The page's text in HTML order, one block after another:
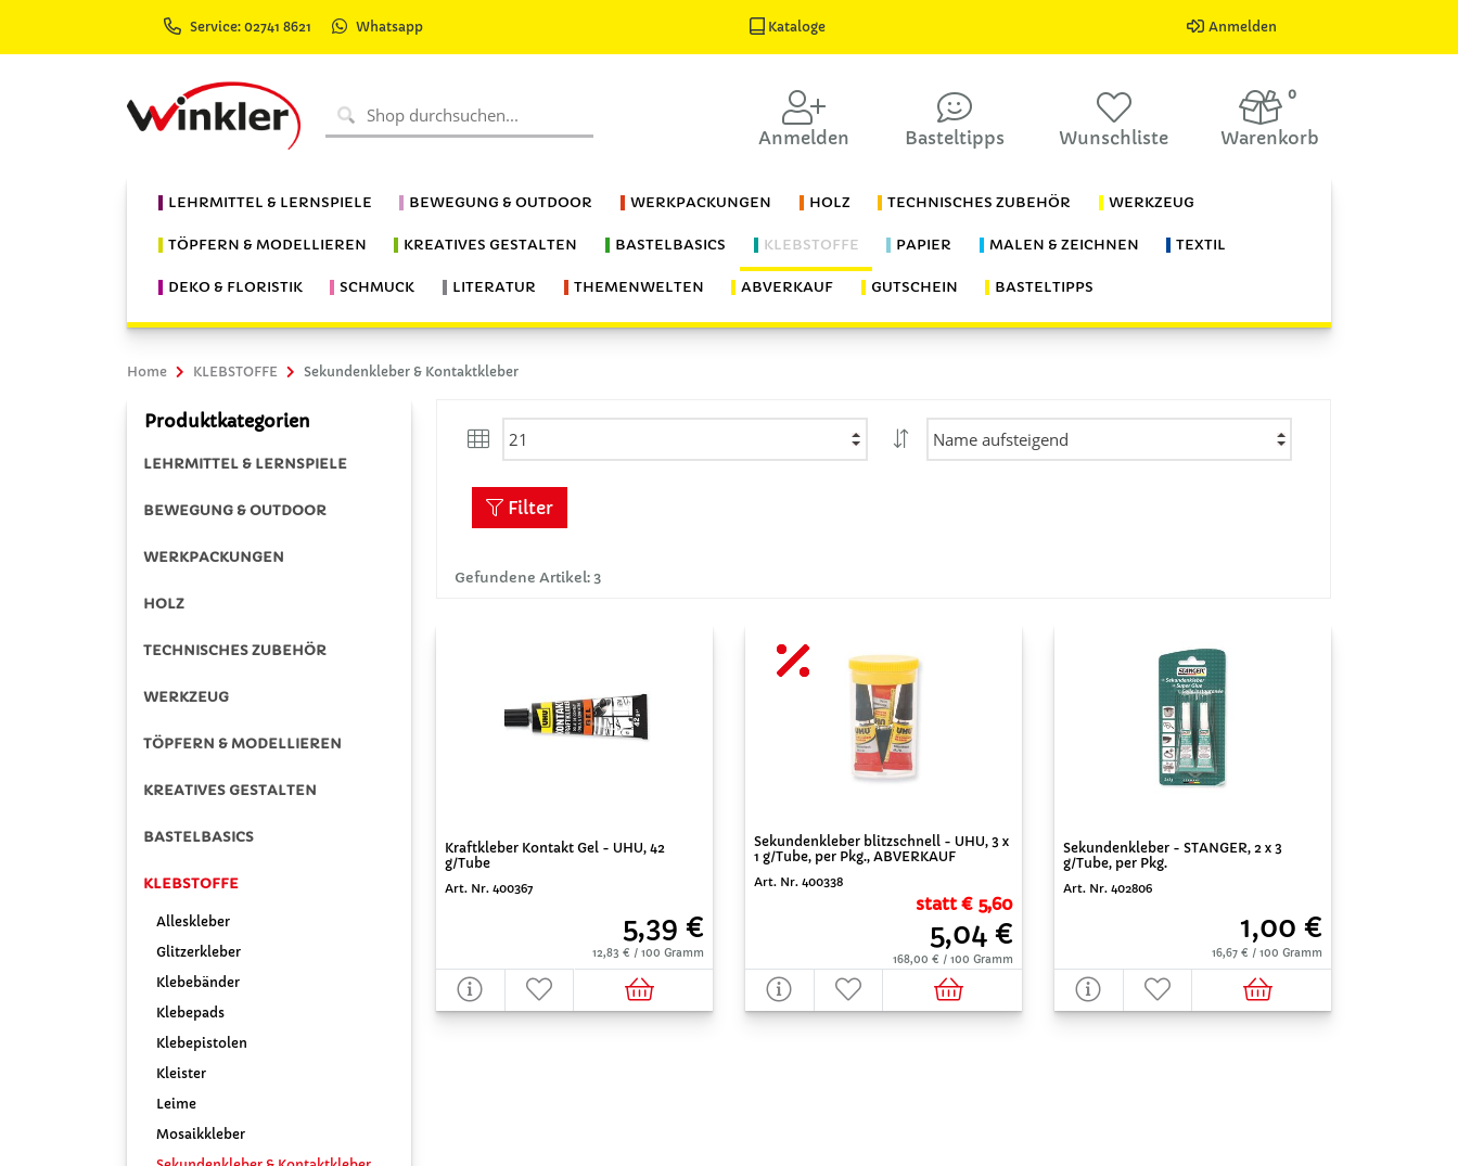
Service: 02741 8621 Whatsapp Kataloge Anmelden
Anmelden Basteltipps Wunschliste
0
Warenkorb
LEHRMITTEL & LERNSPIELE BEWEGUNG & OUTDOOR WERKPACKUNGEN HOLZ TECHNISCHES ZUBEHÖR WERKZEUG
TÖPFERN & MODELLIEREN KREATIVES GESTALTEN BASTELBASICS KLEBSTOFFE PAPIER MALEN & ZEICHNEN TEXTIL
DEKO & FLORISTIK SCHMUCK LITERATUR THEMENWELTEN ABVERKAUF GUTSCHEIN BASTELTIPPS
Home KLEBSTOFFE Sekundenkleber & Kontaktkleber
Produktkategorien
LEHRMITTEL & LERNSPIELE
BEWEGUNG & OUTDOOR
WERKPACKUNGEN
HOLZ
TECHNISCHES ZUBEHÖR
WERKZEUG
TÖPFERN & MODELLIEREN
KREATIVES GESTALTEN
BASTELBASICS
KLEBSTOFFE
Alleskleber
Glitzerkleber
Klebebänder
Klebepads
Klebepistolen
Kleister
Leime
Mosaikkleber
Gefundene Artikel: 3
Filter
Kraftkleber Kontakt Gel - UHU, 42
g/Tube
Art. Nr. 400367
5,39 €
12,83 € / 100 Gramm
Sekundenkleber blitzschnell - UHU, 3 x
1 g/Tube, per Pkg., ABVERKAUF
Art. Nr. 400338
statt € 5,60
5,04 €
168,00 € / 100 Gramm
Sekundenkleber - STANGER, 2 x 3
g/Tube, per Pkg.
Art. Nr. 402806
1,00 €
16,67 € / 100 Gramm